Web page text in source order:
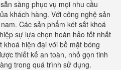
sàng phục vụ mọi nhu cầu
khách hàng. Với công nghệ sản
Các sản phẩm két sắt khoá
sự lựa chọn hoàn hảo tốt nhất
hiện đại với bề mặt bóng
thiết kế an toàn, nhỏ gọn tinh
trong quá trình sử dụng.